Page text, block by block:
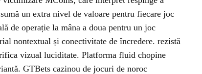
un extra nivel de valoare pentru fiecare joc
de operație la mâna a doua pentru un joc
nontextual și conectivitate de încredere. rezistă
vizual luciditate. Platforma fluid chopine
GTBets cazinou de jocuri de noroc